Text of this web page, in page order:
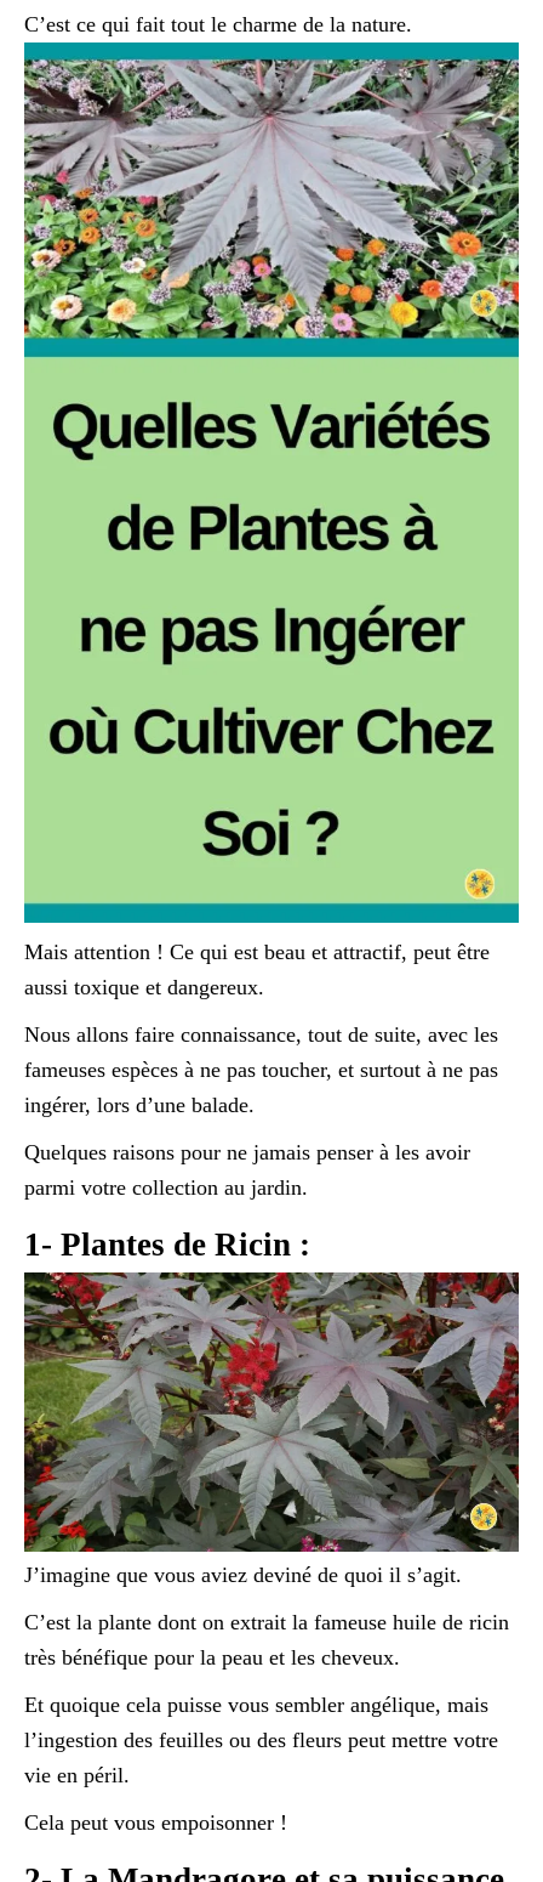
C’est ce qui fait tout le charme de la nature.
Mais attention ! Ce qui est beau et attractif, peut être
aussi toxique et dangereux.
Nous allons faire connaissance, tout de suite, avec les
fameuses espèces à ne pas toucher, et surtout à ne pas
ingérer, lors d’une balade.
Quelques raisons pour ne jamais penser à les avoir
parmi votre collection au jardin.
1- Plantes de Ricin :
J’imagine que vous aviez deviné de quoi il s’agit.
C’est la plante dont on extrait la fameuse huile de ricin
très bénéfique pour la peau et les cheveux.
Et quoique cela puisse vous sembler angélique, mais
l’ingestion des feuilles ou des fleurs peut mettre votre
vie en péril.
Cela peut vous empoisonner !